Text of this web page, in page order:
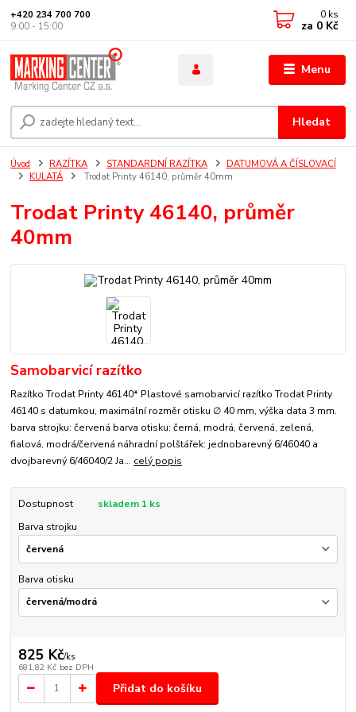
Menu
Hledat
+420 234 700 700
9:00 - 15:00
0 ks
za 0 Kč
Úvod RAZÍTKA STANDARDNÍ RAZÍTKA
DATUMOVÁ A ČÍSLOVACÍ
KULATÁ
Trodat Printy 46140, průměr 40mm
Trodat Printy 46140, průměr
40mm
Samobarvicí razítko
Razítko Trodat Printy 46140* Plastové samobarvicí razítko Trodat Printy
46140 s datumkou, maximální rozměr otisku ∅ 40 mm, výška data 3 mm.
barva strojku: červená barva otisku: černá, modrá, červená, zelená,
fialová, modrá/červená náhradní polštářek: jednobarevný 6/46040 a
dvojbarevný 6/46040/2 Ja... celý popis
Dostupnost
skladem 1 ks
Barva strojku
Barva otisku
825 Kč/ks
681,82 Kč bez DPH
Přidat do košíku